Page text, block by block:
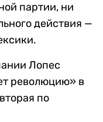
партии, ни
действия —
Лопес
революцию» в
по